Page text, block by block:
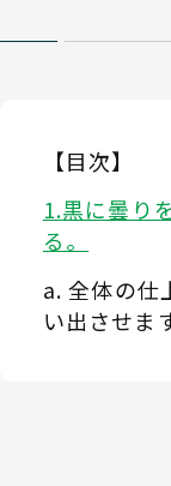
【目次】
黒に曇り
る。
全体の仕
い出させま